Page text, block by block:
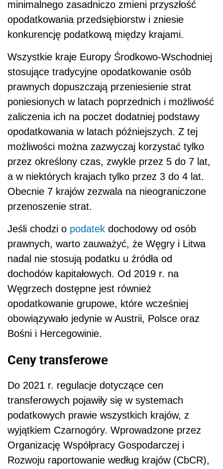
minimalnego zasadniczo zmieni przyszłość
opodatkowania przedsiębiorstw i zniesie
konkurencję podatkową między krajami.
Wszystkie kraje Europy Środkowo-Wschodniej
stosujące tradycyjne opodatkowanie osób
prawnych dopuszczają przeniesienie strat
poniesionych w latach poprzednich i możliwość
zaliczenia ich na poczet dodatniej podstawy
opodatkowania w latach późniejszych. Z tej
możliwości można zazwyczaj korzystać tylko
przez określony czas, zwykle przez 5 do 7 lat,
a w niektórych krajach tylko przez 3 do 4 lat.
Obecnie 7 krajów zezwala na nieograniczone
przenoszenie strat.
Jeśli chodzi o podatek dochodowy od osób
prawnych, warto zauważyć, że Węgry i Litwa
nadal nie stosują podatku u źródła od
dochodów kapitałowych. Od 2019 r. na
Węgrzech dostępne jest również
opodatkowanie grupowe, które wcześniej
obowiązywało jedynie w Austrii, Polsce oraz
Bośni i Hercegowinie.
Ceny transferowe
Do 2021 r. regulacje dotyczące cen
transferowych pojawiły się w systemach
podatkowych prawie wszystkich krajów, z
wyjątkiem Czarnogóry. Wprowadzone przez
Organizację Współpracy Gospodarczej i
Rozwoju raportowanie według krajów (CbCR),